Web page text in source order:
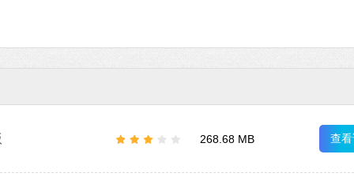
268.68 MB 查